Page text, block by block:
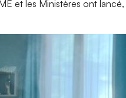
et les Ministères ont